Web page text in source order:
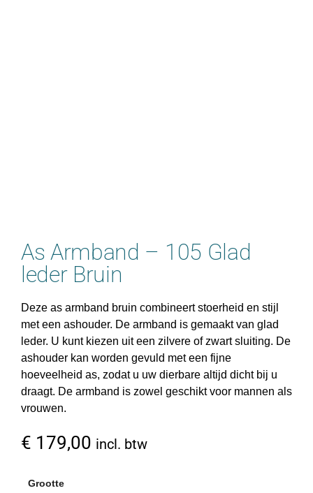
As Armband – 105 Glad
leder Bruin
Deze as armband bruin combineert stoerheid en stijl
met een ashouder. De armband is gemaakt van glad
leder. U kunt kiezen uit een zilvere of zwart sluiting. De
ashouder kan worden gevuld met een fijne
hoeveelheid as, zodat u uw dierbare altijd dicht bij u
draagt. De armband is zowel geschikt voor mannen als
vrouwen.
€ 179,00 incl. btw
Grootte